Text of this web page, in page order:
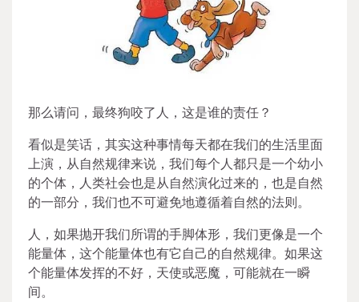
那么请问，最终狗咬了人，这是谁的责任？
看似是笑话，其实这种事情每天都在我们的生活里面
上演，从自然规律来说，我们每个人都只是一个幼小
的个体，人类社会也是从自然演化过来的，也是自然
的一部分，我们也不可避免地遵循着自然的法则。
人，如果抛开我们所谓的手脚体形，我们更像是一个
能量体，这个能量体也有它自己的自然规律。如果这
个能量体发挥的不好，天使或恶魔，可能就在一瞬
间。